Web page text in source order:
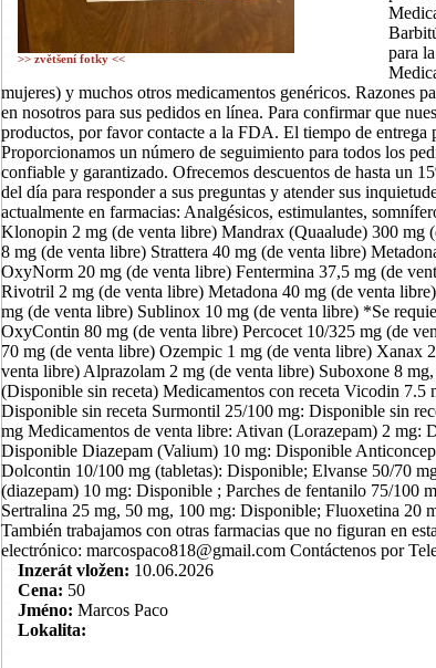
>> zvětšení fotky <<
para
mujeres) y muchos otros medicamentos genéricos. Razones
en nosotros para sus pedidos en línea. Para confirmar que
productos, por favor contacte a la FDA. El tiempo de entrega
Proporcionamos un número de seguimiento para todos los
confiable y garantizado. Ofrecemos descuentos de hasta un
del día para responder a sus preguntas y atender sus
actualmente en farmacias: Analgésicos, estimulantes,
Klonopin 2 mg (de venta libre) Mandrax (Quaalude) 300 mg
8 mg (de venta libre) Strattera 40 mg (de venta libre)
OxyNorm 20 mg (de venta libre) Fentermina 37,5 mg (de
Rivotril 2 mg (de venta libre) Metadona 40 mg (de venta
mg (de venta libre) Sublinox 10 mg (de venta libre) *Se
OxyContin 80 mg (de venta libre) Percocet 10/325 mg (de
70 mg (de venta libre) Ozempic 1 mg (de venta libre) Xanax
venta libre) Alprazolam 2 mg (de venta libre) Suboxone 8
(Disponible sin receta) Medicamentos con receta Vicodin
Disponible sin receta Surmontil 25/100 mg: Disponible sin
mg Medicamentos de venta libre: Ativan (Lorazepam) 2 mg:
Disponible Diazepam (Valium) 10 mg: Disponible
Dolcontin 10/100 mg (tabletas): Disponible; Elvanse 50/70
(diazepam) 10 mg: Disponible ; Parches de fentanilo 75/100
Sertralina 25 mg, 50 mg, 100 mg: Disponible; Fluoxetina
También trabajamos con otras farmacias que no figuran en
electrónico: marcospaco818@gmail.com Contáctenos por
Inzerát vložen: 10.06.2026
Cena: 50
Jméno: Marcos Paco
Lokalita: